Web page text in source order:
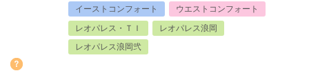
イーストコンフォート
ウエストコンフォート
レオパレス・ＴＩ
レオパレス浪岡
レオパレス浪岡弐